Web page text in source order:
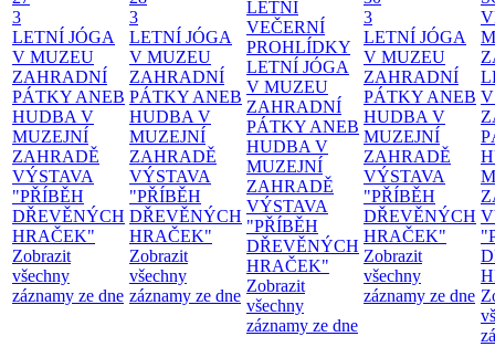
3
LETNÍ JÓGA
V MUZEU
ZAHRADNÍ
PÁTKY ANEB
HUDBA V
MUZEJNÍ
ZAHRADĚ
VÝSTAVA
"PŘÍBĚH
DŘEVĚNÝCH
HRAČEK"
Zobrazit
všechny
záznamy ze dne
3
LETNÍ JÓGA
V MUZEU
ZAHRADNÍ
PÁTKY ANEB
HUDBA V
MUZEJNÍ
ZAHRADĚ
VÝSTAVA
"PŘÍBĚH
DŘEVĚNÝCH
HRAČEK"
Zobrazit
všechny
záznamy ze dne
LETNÍ
VEČERNÍ
PROHLÍDKY
LETNÍ JÓGA
V MUZEU
ZAHRADNÍ
PÁTKY ANEB
HUDBA V
MUZEJNÍ
ZAHRADĚ
VÝSTAVA
"PŘÍBĚH
DŘEVĚNÝCH
HRAČEK"
Zobrazit
všechny
záznamy ze dne
3
LETNÍ JÓGA
V MUZEU
ZAHRADNÍ
PÁTKY ANEB
HUDBA V
MUZEJNÍ
ZAHRADĚ
VÝSTAVA
"PŘÍBĚH
DŘEVĚNÝCH
HRAČEK"
Zobrazit
všechny
záznamy ze dne